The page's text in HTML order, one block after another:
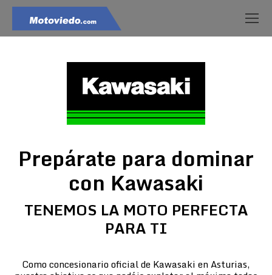
Prepárate para dominar
con Kawasaki
TENEMOS LA MOTO PERFECTA
PARA TI
Como concesionario oficial de Kawasaki en Asturias,